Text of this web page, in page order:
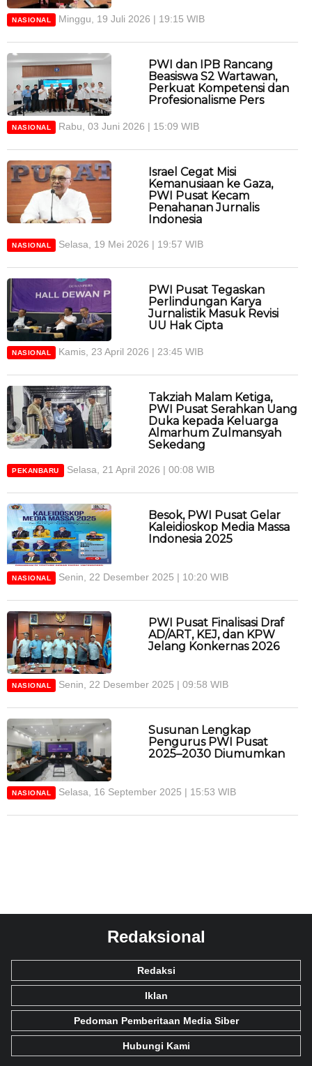
NASIONAL Minggu, 19 Juli 2026 | 19:15 WIB
PWI dan IPB Rancang
Beasiswa S2 Wartawan,
Perkuat Kompetensi dan
Profesionalisme Pers
NASIONAL Rabu, 03 Juni 2026 | 15:09 WIB
Israel Cegat Misi
Kemanusiaan ke Gaza,
PWI Pusat Kecam
Penahanan Jurnalis
Indonesia
NASIONAL Selasa, 19 Mei 2026 | 19:57 WIB
PWI Pusat Tegaskan
Perlindungan Karya
Jurnalistik Masuk Revisi
UU Hak Cipta
NASIONAL Kamis, 23 April 2026 | 23:45 WIB
Takziah Malam Ketiga,
PWI Pusat Serahkan Uang
Duka kepada Keluarga
Almarhum Zulmansyah
Sekedang
PEKANBARU Selasa, 21 April 2026 | 00:08 WIB
Besok, PWI Pusat Gelar
Kaleidioskop Media Massa
Indonesia 2025
NASIONAL Senin, 22 Desember 2025 | 10:20 WIB
PWI Pusat Finalisasi Draf
AD/ART, KEJ, dan KPW
Jelang Konkernas 2026
NASIONAL Senin, 22 Desember 2025 | 09:58 WIB
Susunan Lengkap
Pengurus PWI Pusat
2025–2030 Diumumkan
NASIONAL Selasa, 16 September 2025 | 15:53 WIB
Redaksional
Redaksi
Iklan
Pedoman Pemberitaan Media Siber
Hubungi Kami